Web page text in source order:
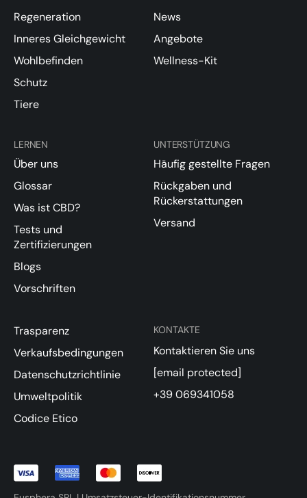
Regeneration
Inneres Gleichgewicht
Wohlbefinden
Schutz
Tiere
News
Angebote
Wellness-Kit
LERNEN
Über uns
Glossar
Was ist CBD?
Tests und
Zertifizierungen
Blogs
Vorschriften
KONTAKTE
Kontaktieren Sie uns
[email protected]
+39 069341058
UNTERSTÜTZUNG
Häufig gestellte Fragen
Rückgaben und
Rückerstattungen
Versand
Trasparenz
Verkaufsbedingungen
Datenschutzrichtlinie
Umweltpolitik
Codice Etico